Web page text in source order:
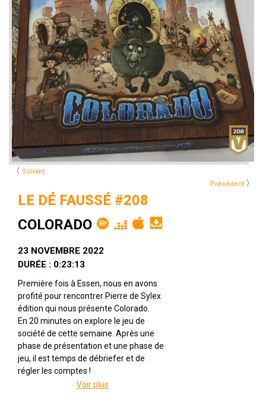
〈 Suivant
Précédent 〉
LE DÉ FAUSSÉ #208
COLORADO
23 NOVEMBRE 2022
DURÉE : 0:23:13
Première fois à Essen, nous en avons
profité pour rencontrer Pierre de Sylex
édition qui nous présente Colorado.
En 20 minutes on explore le jeu de
société de cette semaine. Après une
phase de présentation et une phase de
jeu, il est temps de débriefer et de
régler les comptes !
Voir plus